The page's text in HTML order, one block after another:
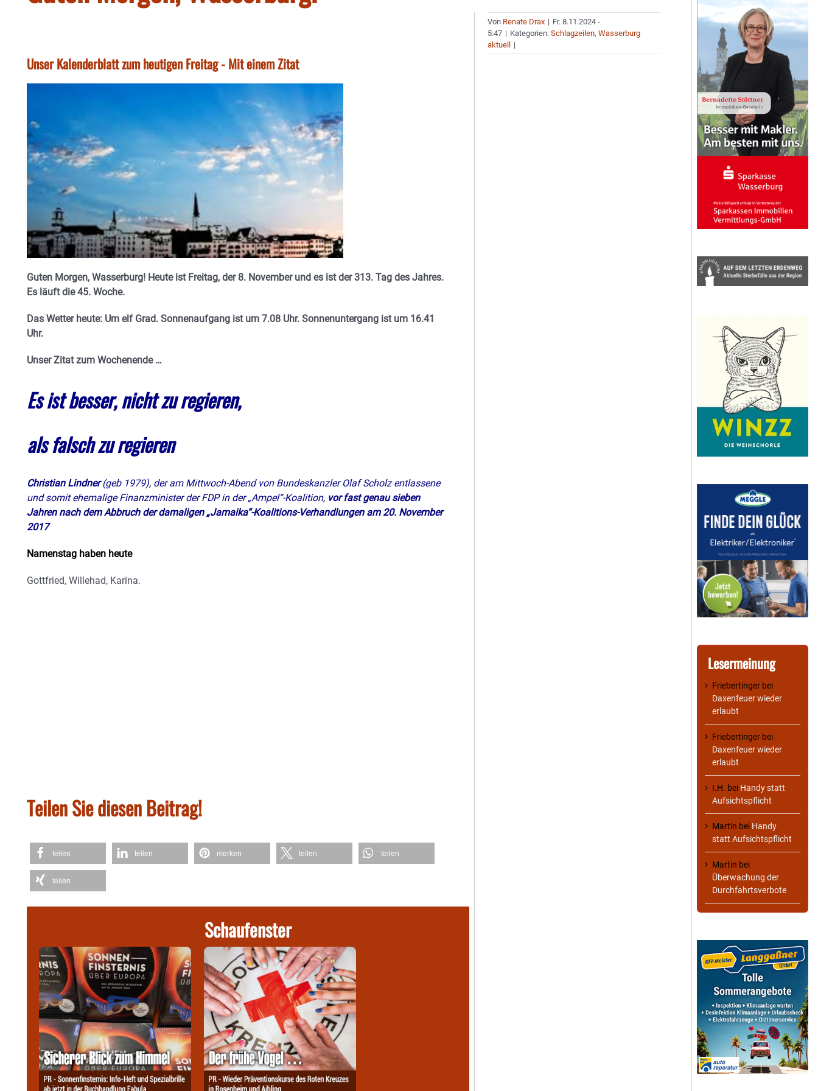
Unser Kalenderblatt zum heutigen Freitag - Mit einem Zitat
Guten Morgen, Wasserburg! Heute ist Freitag, der 8. November und es ist der 313. Tag des Jahres.
Es läuft die 45. Woche.
Das Wetter heute: Um elf Grad. Sonnenaufgang ist um 7.08 Uhr. Sonnenuntergang ist um 16.41
Uhr.
Unser Zitat zum Wochenende …
Es ist besser, nicht zu regieren,
als falsch zu regieren
Christian Lindner(geb 1979), der am Mittwoch-Abend von Bundeskanzler Olaf Scholz entlassene
und somit ehemalige Finanzminister der FDP in der „Ampel“-Koalition, vor fast genau sieben
Jahren nach dem Abbruch der damaligen „Jamaika“-Koalitions-Verhandlungen am 20. November
2017
Namenstag haben heute
Gottfried, Willehad, Karina.
Teilen Sie diesen Beitrag!
teilen teilen merken teilen teilen
teilen
Schaufenster
Von Renate Drax | Fr. 8.11.2024 -
5:47 | Kategorien:Schlagzeilen,Wasserburg
aktuell
|
Lesermeinung
Friebertinger bei
Daxenfeuer wieder
erlaubt
Friebertinger bei
Daxenfeuer wieder
erlaubt
I.H. bei Handy statt
Aufsichtspflicht
Martin bei Handy
statt Aufsichtspflicht
Martin bei
Überwachung der
Durchfahrtsverbote